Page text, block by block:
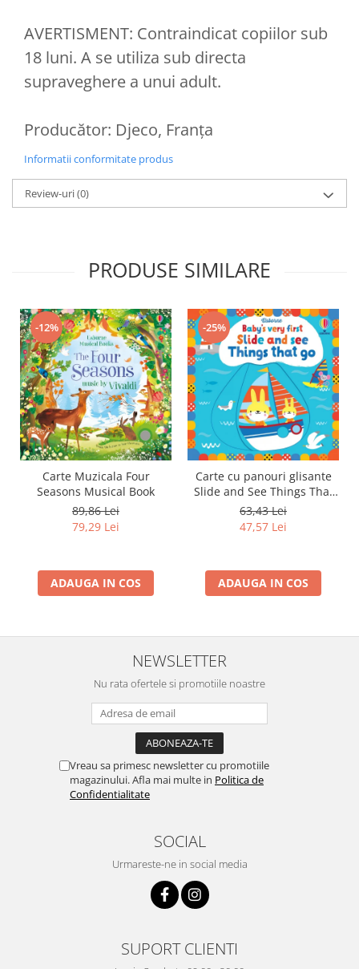
AVERTISMENT: Contraindicat copiilor sub
18 luni. A se utiliza sub directa
supraveghere a unui adult.
Producător: Djeco, Franța
Informatii conformitate produs
Review-uri(0)
PRODUSE SIMILARE
-12%
Carte Muzicala Four
Seasons Musical Book
89,86 Lei
79,29 Lei
ADAUGA IN COS
-25%
Carte cu panouri glisante
Slide and See Things That
Go
63,43 Lei
47,57 Lei
ADAUGA IN COS
NEWSLETTER
Nu rata ofertele si promotiile noastre
Vreau sa primesc newsletter cu promotiile
magazinului. Afla mai multe in Politica de
Confidentialitate
SOCIAL
Urmareste-ne in social media
SUPORT CLIENTI